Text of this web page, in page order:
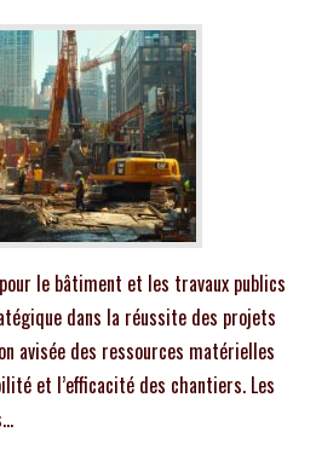
le bâtiment et les travaux publics
dans la réussite des projets
avisée des ressources matérielles
et l’efficacité des chantiers. Les